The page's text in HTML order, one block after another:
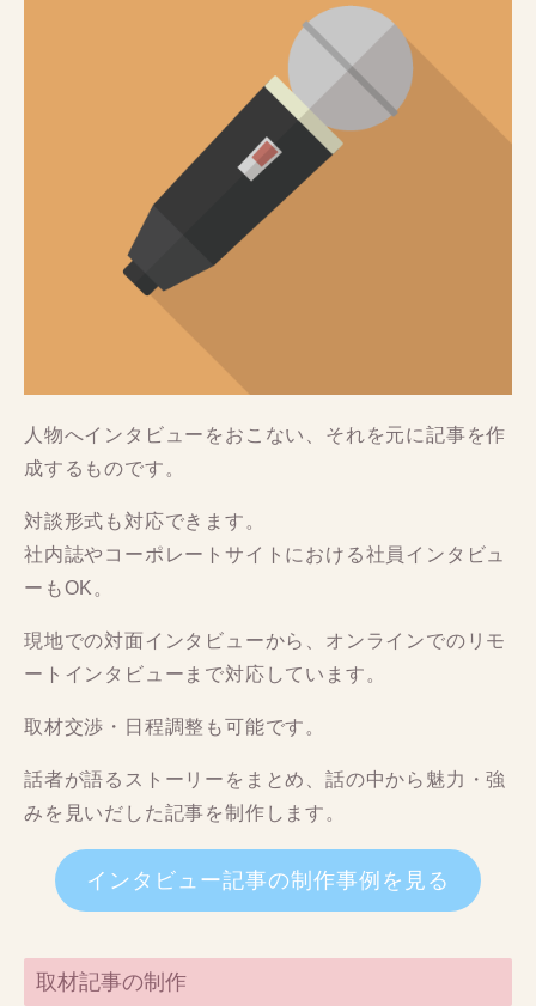
人物へインタビューをおこない、それを元に記事を作
成するものです。
対談形式も対応できます。
社内誌やコーポレートサイトにおける社員インタビュ
ーもOK。
現地での対面インタビューから、オンラインでのリモ
ートインタビューまで対応しています。
取材交渉・日程調整も可能です。
話者が語るストーリーをまとめ、話の中から魅力・強
みを見いだした記事を制作します。
インタビュー記事の制作事例を見る
取材記事の制作